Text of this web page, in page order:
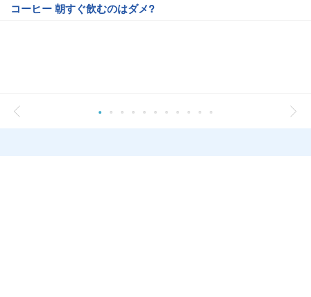
コーヒー 朝すぐ飲むのはダメ?